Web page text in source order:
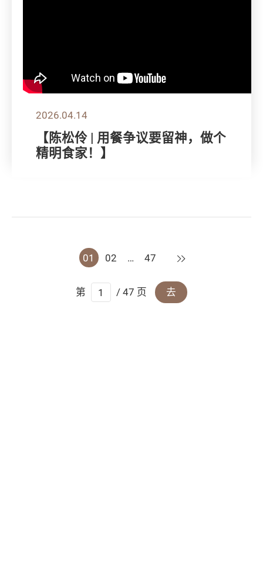
2026.04.14
【陈松伶 | 用餐争议要留神，做个
精明食家！】
01 02 … 47 下一页
第 / 47 页 去